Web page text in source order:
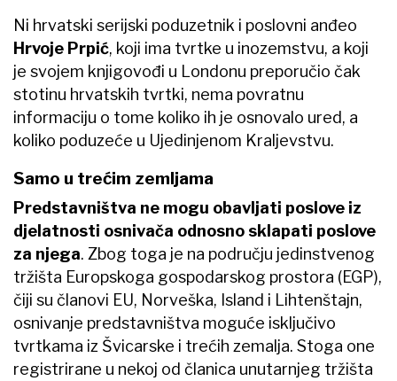
Ni hrvatski serijski poduzetnik i poslovni anđeo
Hrvoje Prpić, koji ima tvrtke u inozemstvu, a koji
je svojem knjigovođi u Londonu preporučio čak
stotinu hrvatskih tvrtki, nema povratnu
informaciju o tome koliko ih je osnovalo ured, a
koliko poduzeće u Ujedinjenom Kraljevstvu.
Samo u trećim zemljama
Predstavništva ne mogu obavljati poslove iz
djelatnosti osnivača odnosno sklapati poslove
za njega. Zbog toga je na području jedinstvenog
tržišta Europskoga gospodarskog prostora (EGP),
čiji su članovi EU, Norveška, Island i Lihtenštajn,
osnivanje predstavništva moguće isključivo
tvrtkama iz Švicarske i trećih zemalja. Stoga one
registrirane u nekoj od članica unutarnjeg tržišta